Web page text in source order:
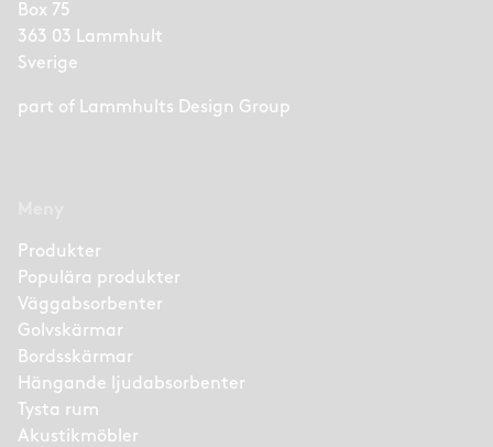
Box 75
363 03 Lammhult
Sverige
part of Lammhults Design Group
Produkter
Populära produkter
Väggabsorbenter
Golvskärmar
Bordsskärmar
Hängande ljudabsorbenter
Tysta rum
Akustikmöbler